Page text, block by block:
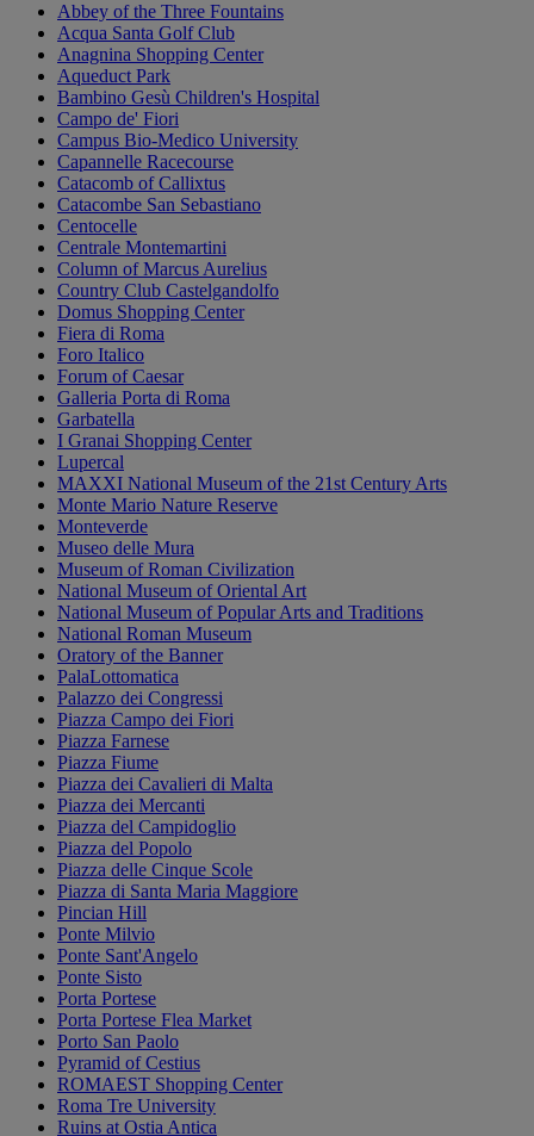
Abbey of the Three Fountains
Acqua Santa Golf Club
Anagnina Shopping Center
Aqueduct Park
Bambino Gesù Children's Hospital
Campo de' Fiori
Campus Bio-Medico University
Capannelle Racecourse
Catacomb of Callixtus
Catacombe San Sebastiano
Centocelle
Centrale Montemartini
Column of Marcus Aurelius
Country Club Castelgandolfo
Domus Shopping Center
Fiera di Roma
Foro Italico
Forum of Caesar
Galleria Porta di Roma
Garbatella
I Granai Shopping Center
Lupercal
MAXXI National Museum of the 21st Century Arts
Monte Mario Nature Reserve
Monteverde
Museo delle Mura
Museum of Roman Civilization
National Museum of Oriental Art
National Museum of Popular Arts and Traditions
National Roman Museum
Oratory of the Banner
PalaLottomatica
Palazzo dei Congressi
Piazza Campo dei Fiori
Piazza Farnese
Piazza Fiume
Piazza dei Cavalieri di Malta
Piazza dei Mercanti
Piazza del Campidoglio
Piazza del Popolo
Piazza delle Cinque Scole
Piazza di Santa Maria Maggiore
Pincian Hill
Ponte Milvio
Ponte Sant'Angelo
Ponte Sisto
Porta Portese
Porta Portese Flea Market
Porto San Paolo
Pyramid of Cestius
ROMAEST Shopping Center
Roma Tre University
Ruins at Ostia Antica